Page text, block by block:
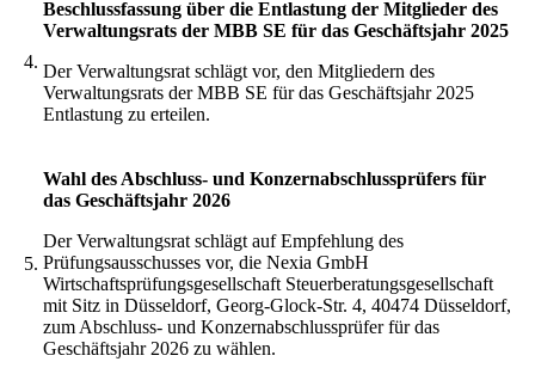
4.
Beschlussfassung über die Entlastung der Mitglieder des
Verwaltungsrats der MBB SE für das Geschäftsjahr 2025
Der Verwaltungsrat schlägt vor, den Mitgliedern des
Verwaltungsrats der MBB SE für das Geschäftsjahr 2025
Entlastung zu erteilen.
5.
Wahl des Abschluss- und Konzernabschlussprüfers für
das Geschäftsjahr 2026
Der Verwaltungsrat schlägt auf Empfehlung des
Prüfungsausschusses vor, die Nexia GmbH
Wirtschaftsprüfungsgesellschaft Steuerberatungsgesellschaft
mit Sitz in Düsseldorf, Georg-Glock-Str. 4, 40474 Düsseldorf,
zum Abschluss- und Konzernabschlussprüfer für das
Geschäftsjahr 2026 zu wählen.